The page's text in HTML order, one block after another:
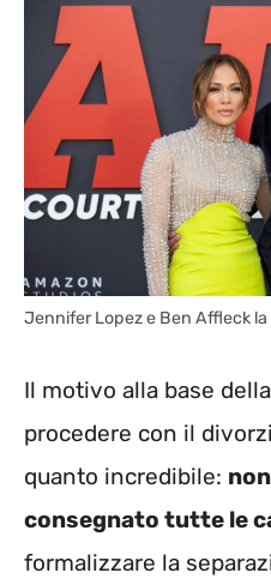
Jennifer Lopez e Ben Affleck
Il motivo alla base
procedere con il
quanto incredibile:
consegnato tutte le
formalizzare la